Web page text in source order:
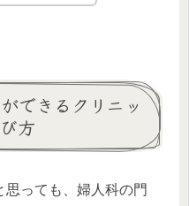
できるクリニッ
方
思っても、婦人科の門